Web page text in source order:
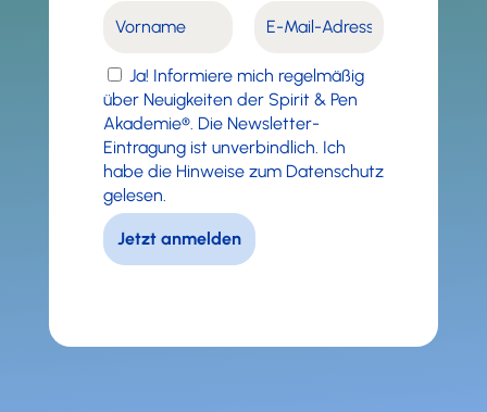
Ja! Informiere mich regelmäßig
über Neuigkeiten der Spirit & Pen
Akademie®. Die Newsletter-
Eintragung ist unverbindlich. Ich
habe die Hinweise zum Datenschutz
gelesen.